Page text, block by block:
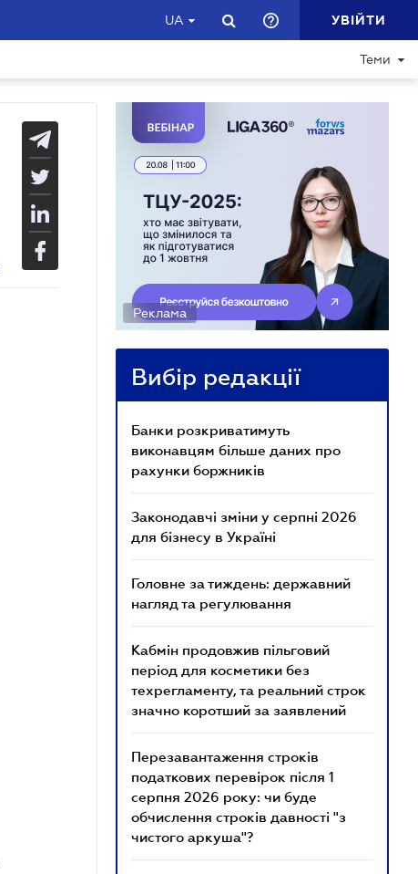
UA УВІЙТИ
Теми
Реклама
Вибір редакції
Банки розкриватимуть
виконавцям більше даних про
рахунки боржників
Законодавчі зміни у серпні 2026
для бізнесу в Україні
Головне за тиждень: державний
нагляд та регулювання
Кабмін продовжив пільговий
період для косметики без
техрегламенту, та реальний строк
значно коротший за заявлений
Перезавантаження строків
податкових перевірок після 1
серпня 2026 року: чи буде
обчислення строків давності "з
чистого аркуша"?